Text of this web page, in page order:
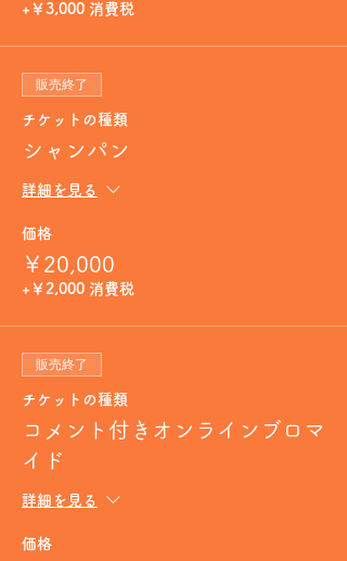
+￥3,000 消費税
販売終了
チケットの種類
シャンパン
詳細を見る
価格
￥20,000
+￥2,000 消費税
販売終了
チケットの種類
コメント付きオンラインブロマ
イド
詳細を見る
価格